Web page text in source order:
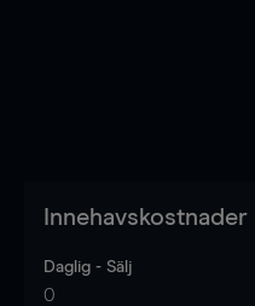
Innehavskostnader
Daglig - Sälj
0